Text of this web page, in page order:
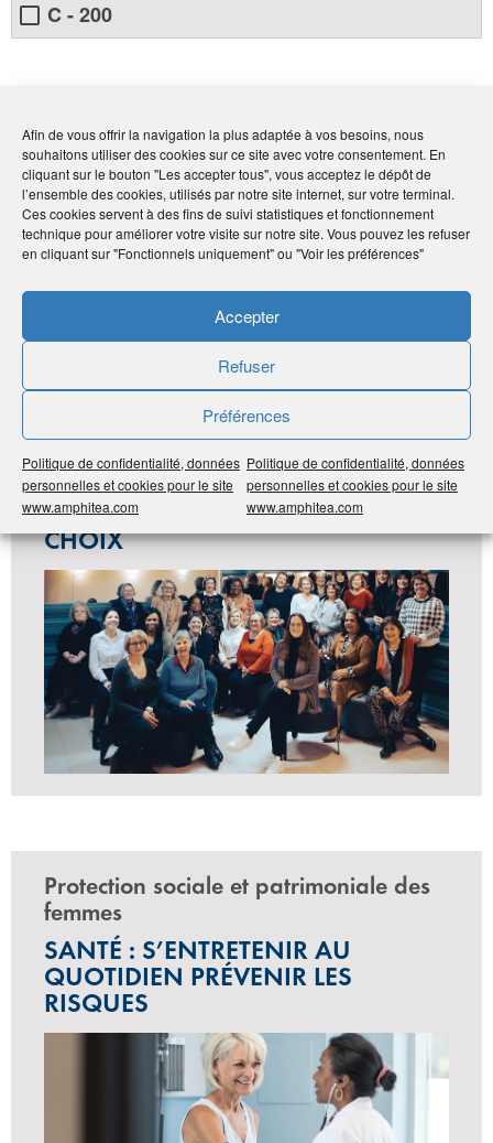
Afin de vous offrir la navigation la plus adaptée à vos besoins, nous
souhaitons utiliser des cookies sur ce site avec votre consentement. En
cliquant sur le bouton "Les accepter tous", vous acceptez le dépôt de
l’ensemble des cookies, utilisés par notre site internet, sur votre terminal.
Ces cookies servent à des fins de suivi statistiques et fonctionnement
technique pour améliorer votre visite sur notre site. Vous pouvez les refuser
en cliquant sur "Fonctionnels uniquement" ou "Voir les préférences"
Accepter
Refuser
Préférences
Politique de confidentialité, données
personnelles et cookies pour le site
www.amphitea.com
Politique de confidentialité, données
personnelles et cookies pour le site
www.amphitea.com
C - 200
Par :humancom
Publié le :2 mars 2023
Noter 4.8/5 85votes
Partager
Protection sociale et patrimoniale des
femmes
ANTICIPEZ ET FAITES LES BONS
CHOIX
Protection sociale et patrimoniale des
femmes
SANTÉ : S’ENTRETENIR AU
QUOTIDIEN PRÉVENIR LES
RISQUES